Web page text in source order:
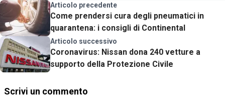
Articolo precedente
Come prendersi cura degli pneumatici in
quarantena: i consigli di Continental
Articolo successivo
Coronavirus: Nissan dona 240 vetture a
supporto della Protezione Civile
Scrivi un commento